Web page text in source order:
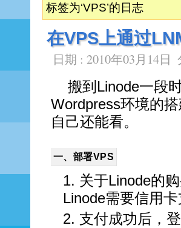
标签为‘VPS’的日志
在VPS上通过
日期 : 2010年03月14日
搬到Linode一段
Wordpress环境的
自己还能看。
一、部署VPS
关于Linode的
Linode需要信用
支付成功后，